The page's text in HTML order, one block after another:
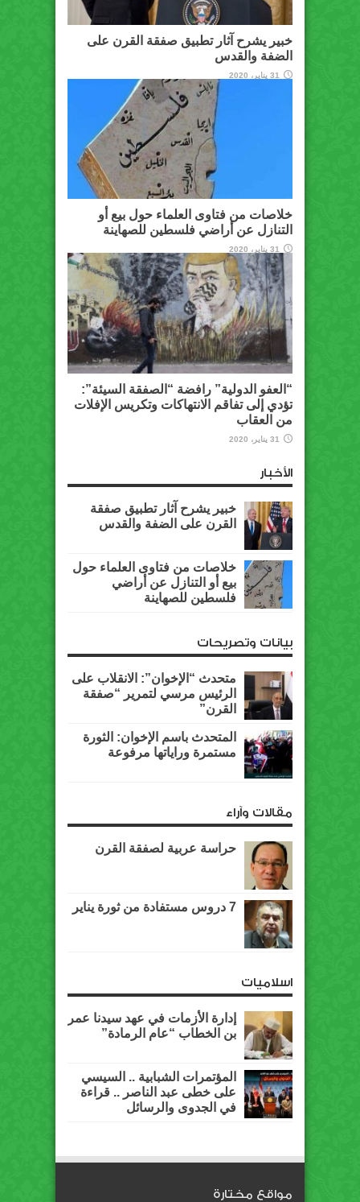
خبير يشرح آثار تطبيق صفقة القرن على
الضفة والقدس
31 يناير، 2020
خلاصات من فتاوى العلماء حول بيع أو
التنازل عن أراضي فلسطين للصهاينة
31 يناير، 2020
“العفو الدولية” رافضة “الصفقة السيئة”:
تؤدي إلى تفاقم الانتهاكات وتكريس الإفلات
من العقاب
31 يناير، 2020
الأخبار
خبير يشرح آثار تطبيق صفقة
القرن على الضفة والقدس
خلاصات من فتاوى العلماء حول
بيع أو التنازل عن أراضي
فلسطين للصهاينة
بيانات وتصريحات
متحدث “الإخوان”: الانقلاب على
الرئيس مرسي لتمرير “صفقة
القرن”
المتحدث باسم الإخوان: الثورة
مستمرة وراياتها مرفوعة
مقالات وآراء
حراسة عربية لصفقة القرن
7 دروس مستفادة من ثورة يناير
اسلاميات
إدارة الأزمات في عهد سيدنا عمر
بن الخطاب “عام الرمادة”
المؤتمرات الشبابية .. السيسي
على خطى عبد الناصر .. قراءة
في الجدوى والرسائل
مواقع مختارة